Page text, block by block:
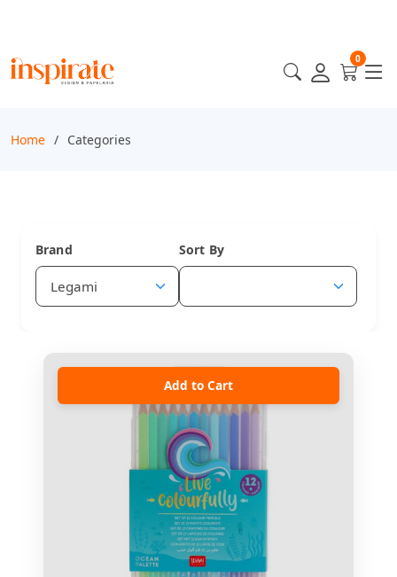
0
Home Categories
Brand Sort By
Add to Cart